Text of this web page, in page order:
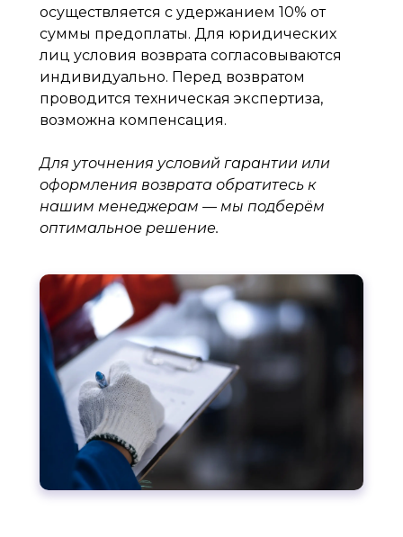
осуществляется с удержанием 10% от
суммы предоплаты. Для юридических
лиц условия возврата согласовываются
индивидуально. Перед возвратом
проводится техническая экспертиза,
возможна компенсация.
Для уточнения условий гарантии или
оформления возврата обратитесь к
нашим менеджерам — мы подберём
оптимальное решение.